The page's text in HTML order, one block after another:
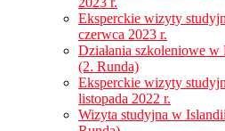
Eksperckie wizyty
czerwca 2023 r.
Działania szkoleniowe
(2. Runda)
Eksperckie wizyty
listopada 2022 r.
Wizyta studyjna w